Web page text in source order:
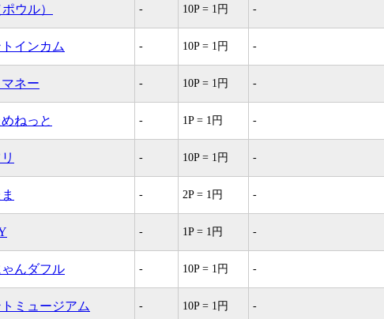
ウル） - 10P = 1円 -
インカム - 10P = 1円 -
ネー - 10P = 1円 -
ねっと - 1P = 1円 -
- 10P = 1円 -
- 2P = 1円 -
- 1P = 1円 -
んダフル - 10P = 1円 -
ミュージアム - 10P = 1円 -